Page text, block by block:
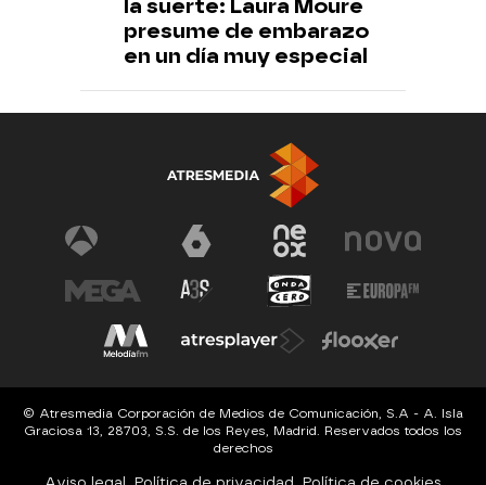
la suerte: Laura Moure
presume de embarazo
en un día muy especial
© Atresmedia Corporación de Medios de Comunicación, S.A - A. Isla
Graciosa 13, 28703, S.S. de los Reyes, Madrid. Reservados todos los
derechos